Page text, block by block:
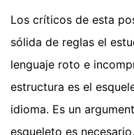
Los críticos de esta
sólida de reglas el
lenguaje roto e
estructura es el
idioma. Es un
esqueleto es